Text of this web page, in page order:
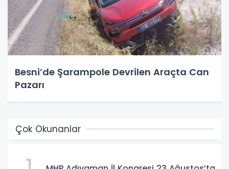
Besni’de Şarampole Devrilen Araçta Can
Pazarı
Çok Okunanlar